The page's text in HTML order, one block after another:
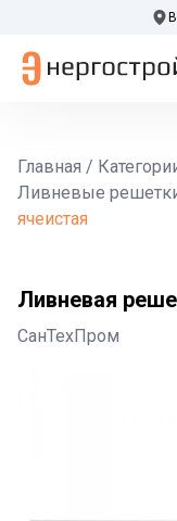
Главная /
Ливневые
ячеистая
Ливневая
СанТехПром